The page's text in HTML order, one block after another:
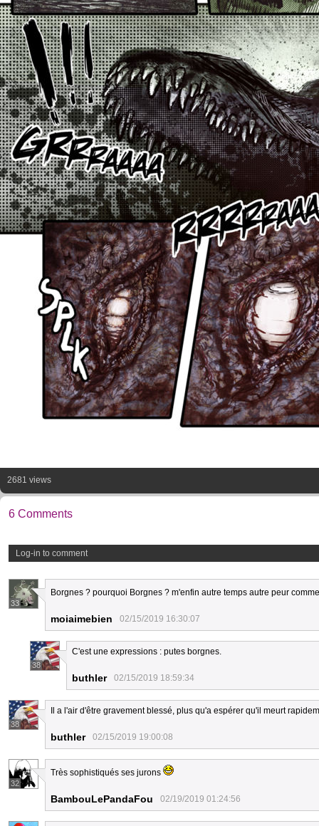
2681 views
6 Comments
Log-in to comment
33
Borgnes ? pourquoi Borgnes ? m'enfin autre temps autre peur
moiaimebien 02/15/2019 16:30:07
38
C'est une expressions : putes borgnes.
buthler 02/15/2019 18:59:34
38
Il a l'air d'être gravement blessé, plus qu'a espérer qu'il meurt
buthler 02/15/2019 19:00:08
32
Très sophistiqués ses jurons
BambouLePandaFou 02/19/2019 01:24:56